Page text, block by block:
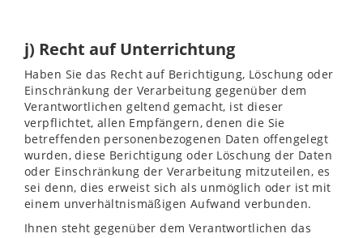
j) Recht auf Unterrichtung
Haben Sie das Recht auf Berichtigung, Löschung oder
Einschränkung der Verarbeitung gegenüber dem
Verantwortlichen geltend gemacht, ist dieser
verpflichtet, allen Empfängern, denen die Sie
betreffenden personenbezogenen Daten offengelegt
wurden, diese Berichtigung oder Löschung der Daten
oder Einschränkung der Verarbeitung mitzuteilen, es
sei denn, dies erweist sich als unmöglich oder ist mit
einem unverhältnismäßigen Aufwand verbunden.
Ihnen steht gegenüber dem Verantwortlichen das